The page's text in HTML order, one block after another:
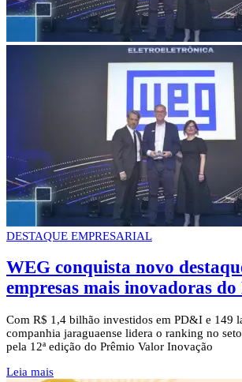
DESTAQUE EMPRESARIAL
WEG conquista novo
empresas mais inovadoras
Com R$ 1,4 bilhão investidos em PD&I e 149
companhia jaraguaense lidera o ranking no
pela 12ª edição do Prêmio Valor Inovação
Leia mais